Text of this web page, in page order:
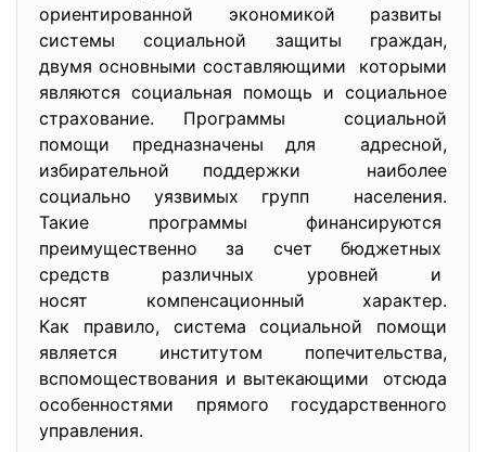
ориентированной экономикой развиты
системы социальной защиты граждан,
двумя основными составляющими которыми
являются социальная помощь и социальное
страхование. Программы социальной
помощи предназначены для адресной,
избирательной поддержки наиболее
социально уязвимых групп населения.
Такие программы финансируются
преимущественно за счет бюджетных
средств различных уровней и
носят компенсационный характер.
Как правило, система социальной помощи
является институтом попечительства,
вспомоществования и вытекающими отсюда
особенностями прямого государственного
управления.